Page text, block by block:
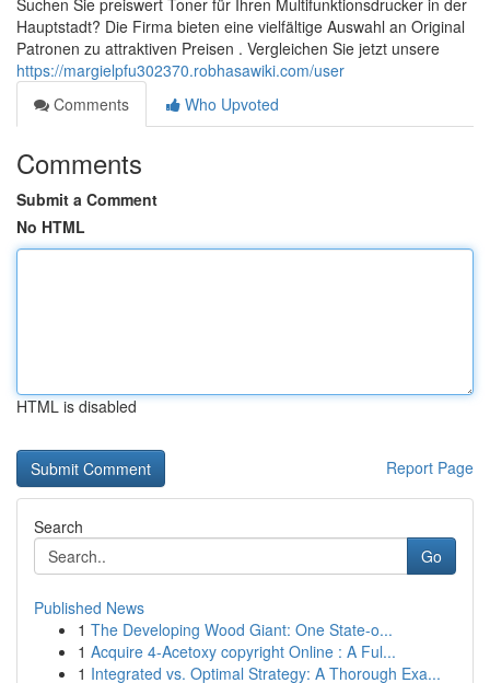
Suchen Sie preiswert Toner für Ihren Multifunktionsdrucker in der
Hauptstadt? Die Firma bieten eine vielfältige Auswahl an Original
Patronen zu attraktiven Preisen . Vergleichen Sie jetzt unsere
https://margielpfu302370.robhasawiki.com/user
Comments
Who Upvoted
Comments
Submit a Comment
No HTML
HTML is disabled
Report Page
Search
Go
Published News
1 The Developing Wood Giant: One State-o...
1 Acquire 4-Acetoxy copyright Online : A Ful...
1 Integrated vs. Optimal Strategy: A Thorough Exa...